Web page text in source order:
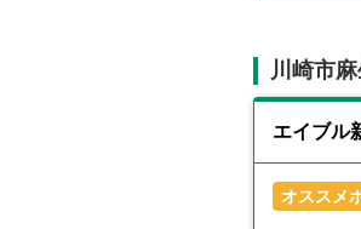
川崎市
エイブル
オススメ